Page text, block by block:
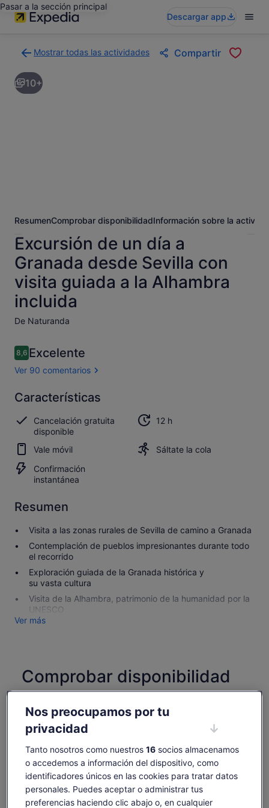
Pasar a la sección principal
Descargar app
Mostrar todas las actividades
a
la
página
Compartir
10+
ResumenComprobar disponibilidadInformación sobre la
Excursión de un día a
Granada desde Sevilla con
visita guiada a la Alhambra
incluida
De Naturanda
Comentarios
8,68,6 de 10
Excelente
Ver 90 comentarios
8.68.6 sobre 10
Excelente
Abrir los
90 comentarios
Características
Cancelación gratuita
disponible
12 h
Vale móvil
Sáltate la cola
Confirmación
instantánea
Resumen
Visita a las zonas rurales de Sevilla de camino a Granada
Contemplación de pueblos impresionantes durante todo
el recorrido
Exploración guiada de la Granada histórica y
su vasta cultura
Visita de la Alhambra, patrimonio de la humanidad por la
UNESCO
Ver más
Comprobar disponibilidad
fechas
dom., 16 ago. lun., 17 ago.
El
precio
es
169 €
incluye tasas e impuestos
por adulto
Ver entradas
Es posible que el contenido de esta página se haya
traducido automáticamente.
Ver texto original (inglés)
Opinar sobre esta traducción
Nos preocupamos por tu
privacidad
Tanto nosotros como nuestros 16socios almacenamos
o accedemos a información del dispositivo, como
identificadores únicos en las cookies para tratar datos
personales. Puedes aceptar o administrar tus
preferencias haciendo clic abajo o, en cualquier